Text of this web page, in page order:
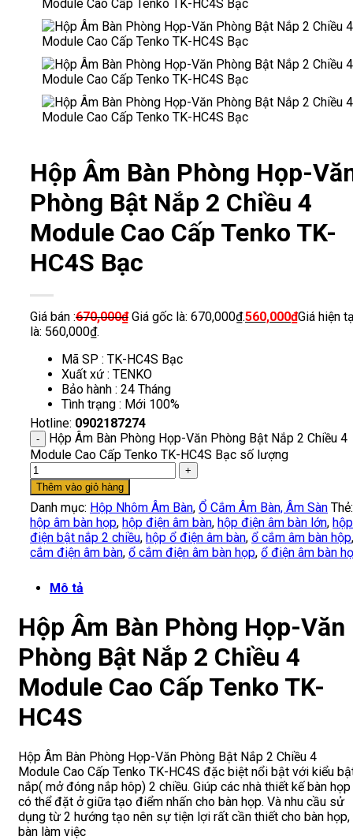
Hộp Âm Bàn Phòng Họp-
Phòng Bật Nắp 2 Chiều 4
Module Cao Cấp Tenko TK-
HC4S Bạc
Giá bán :670,000₫ Giá gốc là: 670,000₫.560,000₫Giá hiện
là: 560,000₫.
Mã SP : TK-HC4S Bạc
Xuất xứ : TENKO
Bảo hành : 24 Tháng
Tình trạng : Mới 100%
Hotline: 0902187274
Hộp Âm Bàn Phòng Họp-Văn Phòng Bật Nắp 2 Chiều 4
Module Cao Cấp Tenko TK-HC4S Bạc số lượng
Thêm vào giỏ hàng
Danh mục: Hộp Nhôm Âm Bàn, Ổ Cắm Âm Bàn, Âm Sàn Thẻ:
hộp âm bàn họp, hộp điện âm bàn, hộp điện âm bàn lớn, hộp
điện bật nắp 2 chiều, hộp ổ điện âm bàn, ổ cắm âm bàn hộp
cắm điện âm bàn, ổ cắm điện âm bàn họp, ổ điện âm bàn
Mô tả
Hộp Âm Bàn Phòng Họp-Văn
Phòng Bật Nắp 2 Chiều 4
Module Cao Cấp Tenko TK-
HC4S
Hộp Âm Bàn Phòng Họp-Văn Phòng Bật Nắp 2 Chiều 4
Module Cao Cấp Tenko TK-HC4S đặc biệt nổi bật với kiểu
nắp( mở đóng nắp hôp) 2 chiều. Giúp các nhà thiết kế bàn họp
có thể đặt ở giữa tạo điểm nhấn cho bàn họp. Và nhu cầu sử
dụng từ 2 hướng tạo nên sự tiện lợi rất cần thiết cho bàn họp,
bàn làm việc